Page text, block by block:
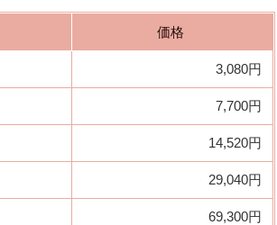
価格
3,080円
7,700円
14,520円
29,040円
69,300円